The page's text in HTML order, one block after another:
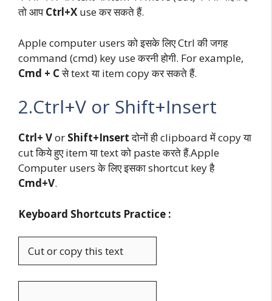
तो आपCtrl+X use कर सकते हैं.
Apple computer users को इसके लिए Ctrl की जगह
command (cmd) key use करनी होगी. For example,
Cmd + Cसे text या item copy कर सकते हैं.
2.Ctrl+V or Shift+Insert
Ctrl+ Vor Shift+Insertदोनों ही clipboard में copy या
cut किये हुए item या text को paste करते हैं.Apple
Computer users के लिए इसका shortcut key है
Cmd+V.
Keyboard Shortcuts Practice :